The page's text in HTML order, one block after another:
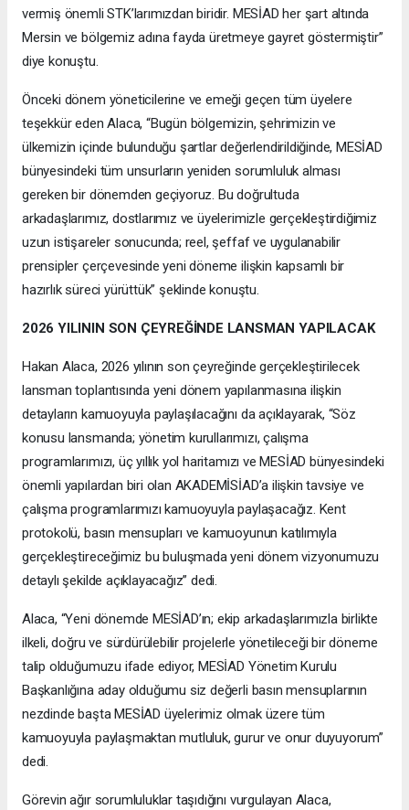
vermiş önemli STK’larımızdan biridir. MESİAD her şart altında
Mersin ve bölgemiz adına fayda üretmeye gayret göstermiştir”
diye konuştu.
Önceki dönem yöneticilerine ve emeği geçen tüm üyelere
teşekkür eden Alaca, “Bugün bölgemizin, şehrimizin ve
ülkemizin içinde bulunduğu şartlar değerlendirildiğinde, MESİAD
bünyesindeki tüm unsurların yeniden sorumluluk alması
gereken bir dönemden geçiyoruz. Bu doğrultuda
arkadaşlarımız, dostlarımız ve üyelerimizle gerçekleştirdiğimiz
uzun istişareler sonucunda; reel, şeffaf ve uygulanabilir
prensipler çerçevesinde yeni döneme ilişkin kapsamlı bir
hazırlık süreci yürüttük” şeklinde konuştu.
2026 YILININ SON ÇEYREĞİNDE LANSMAN YAPILACAK
Hakan Alaca, 2026 yılının son çeyreğinde gerçekleştirilecek
lansman toplantısında yeni dönem yapılanmasına ilişkin
detayların kamuoyuyla paylaşılacağını da açıklayarak, “Söz
konusu lansmanda; yönetim kurullarımızı, çalışma
programlarımızı, üç yıllık yol haritamızı ve MESİAD bünyesindeki
önemli yapılardan biri olan AKADEMİSİAD’a ilişkin tavsiye ve
çalışma programlarımızı kamuoyuyla paylaşacağız. Kent
protokolü, basın mensupları ve kamuoyunun katılımıyla
gerçekleştireceğimiz bu buluşmada yeni dönem vizyonumuzu
detaylı şekilde açıklayacağız” dedi.
Alaca, “Yeni dönemde MESİAD’ın; ekip arkadaşlarımızla birlikte
ilkeli, doğru ve sürdürülebilir projelerle yönetileceği bir döneme
talip olduğumuzu ifade ediyor, MESİAD Yönetim Kurulu
Başkanlığına aday olduğumu siz değerli basın mensuplarının
nezdinde başta MESİAD üyelerimiz olmak üzere tüm
kamuoyuyla paylaşmaktan mutluluk, gurur ve onur duyuyorum”
dedi.
Görevin ağır sorumluluklar taşıdığını vurgulayan Alaca,